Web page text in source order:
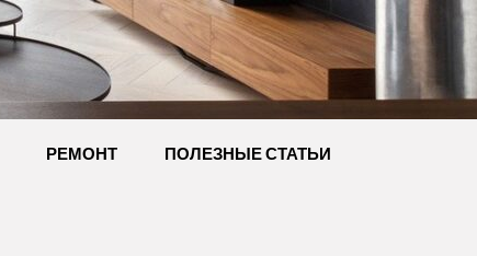
РЕМОНТ ПОЛЕЗНЫЕ СТАТЬИ